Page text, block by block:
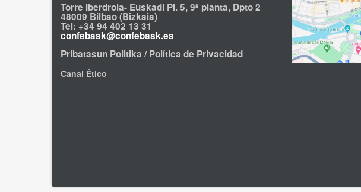
Torre Iberdrola- Euskadi Pl. 5, 9ª planta, Dpto 2
48009 Bilbao (Bizkaia)
Tel: +34 94 402 13 31
confebask@confebask.es
Pribatasun Politika / Política de Privacidad
Canal Ético